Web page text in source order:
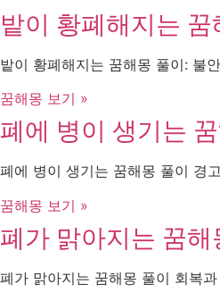
밭이 황폐해지는
밭이 황폐해지는 꿈해몽 풀이: 불
꿈해몽 보기 »
폐에 병이 생기는
폐에 병이 생기는 꿈해몽 풀이 경
꿈해몽 보기 »
폐가 맑아지는 꿈
폐가 맑아지는 꿈해몽 풀이 회복